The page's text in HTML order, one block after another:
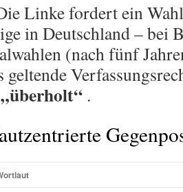
Linke fordert ein
in Deutschland – bei
(nach fünf
geltende
„überholt“ .